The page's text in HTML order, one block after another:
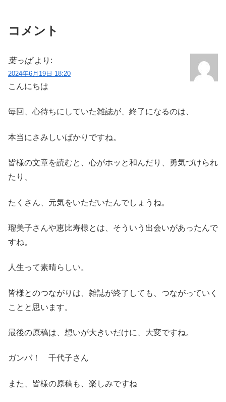
コメント
葉っぱ より:
2024年6月19日 18:20
こんにちは
毎回、心待ちにしていた雑誌が、終了になるのは、
本当にさみしいばかりですね。
皆様の文章を読むと、心がホッと和んだり、勇気づけられ
たり、
たくさん、元気をいただいたんでしょうね。
瑠美子さんや恵比寿様とは、そういう出会いがあったんで
すね。
人生って素晴らしい。
皆様とのつながりは、雑誌が終了しても、つながっていく
ことと思います。
最後の原稿は、想いが大きいだけに、大変ですね。
ガンバ！ 千代子さん
また、皆様の原稿も、楽しみですね